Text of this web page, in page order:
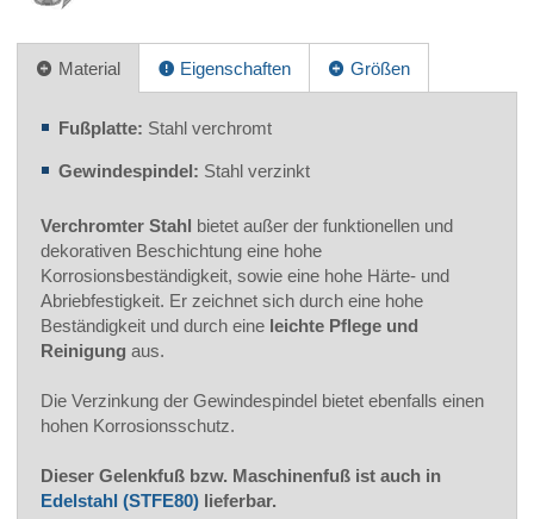
Material Eigenschaften Größen
Fußplatte: Stahl verchromt
Gewindespindel: Stahl verzinkt
Verchromter Stahl bietet außer der funktionellen und
dekorativen Beschichtung eine hohe
Korrosionsbeständigkeit, sowie eine hohe Härte- und
Abriebfestigkeit. Er zeichnet sich durch eine hohe
Beständigkeit und durch eine leichte Pflege und
Reinigung aus.
Die Verzinkung der Gewindespindel bietet ebenfalls einen
hohen Korrosionsschutz.
Dieser Gelenkfuß bzw. Maschinenfuß ist auch in
Edelstahl (STFE80) lieferbar.